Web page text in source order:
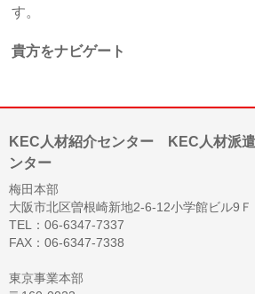
す。
貴方をナビゲート
KEC人材紹介センター KEC人材派
ンター
梅田本部
大阪市北区曽根崎新地2-6-12小学館ビル9Ｆ
TEL：06-6347-7337
FAX：06-6347-7338
東京事業本部